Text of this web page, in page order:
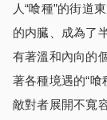
人“喰種”的街道
的内臓、成為了
有著溫和內向的
著各種境遇的“
敵對者展開不寬